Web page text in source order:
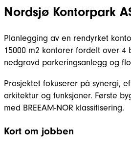
Nordsjø Kontorpark
Planlegging av en rendyrket
15000 m2 kontorer fordelt over 4
nedgravd parkeringsanlegg og
Prosjektet fokuserer på synergi,
arkitektur og funksjoner. Første
med BREEAM-NOR klassifisering.
Kort om jobben